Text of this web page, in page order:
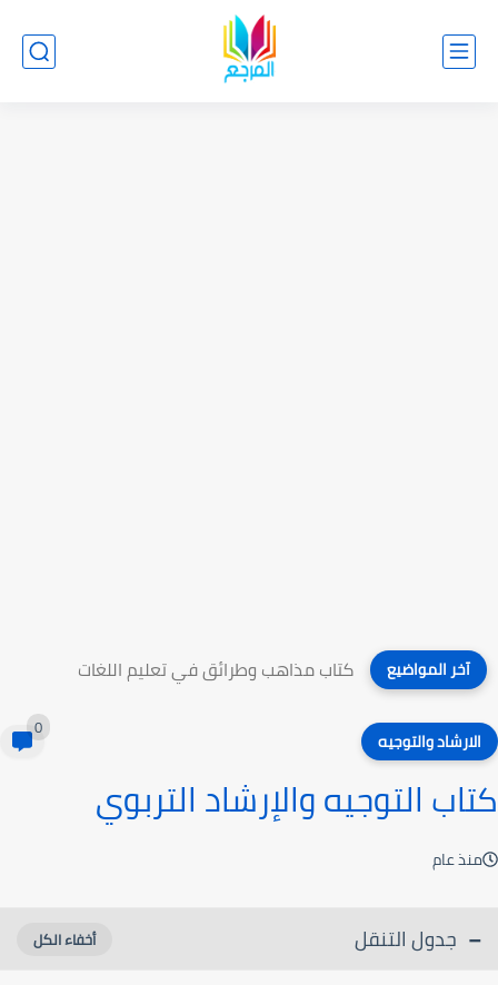
آخر المواضيع كتاب مذاهب وطرائق في تعليم اللغات
الارشاد والتوجيه 0
كتاب التوجيه والإرشاد التربوي
منذ عام
جدول التنقل